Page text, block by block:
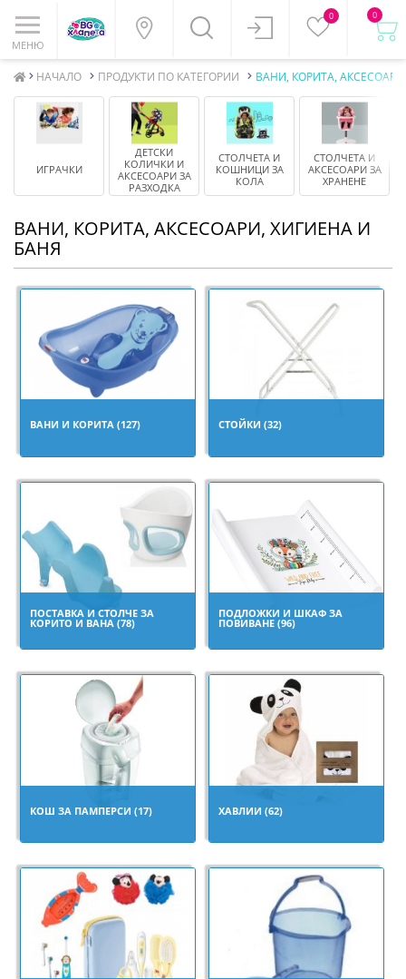
МЕНЮ
0 0
НАЧАЛО ПРОДУКТИ ПО КАТЕГОРИИ ВАНИ, КОРИТА,
ИГРАЧКИ
ДЕТСКИ
КОЛИЧКИ И
АКСЕСОАРИ ЗА
РАЗХОДКА
СТОЛЧЕТА И
КОШНИЦИ ЗА
КОЛА
СТОЛЧЕТА И
АКСЕСОАРИ ЗА
ХРАНЕНЕ
ВАНИ, КОРИТА, АКСЕСОАРИ, ХИГИЕНА И
БАНЯ
ВАНИ И КОРИТА (127) СТОЙКИ (32)
ПОСТАВКА И СТОЛЧЕ ЗА
КОРИТО И ВАНА (78)
ПОДЛОЖКИ И ШКАФ ЗА
ПОВИВАНЕ (96)
КОШ ЗА ПАМПЕРСИ (17) ХАВЛИИ (62)